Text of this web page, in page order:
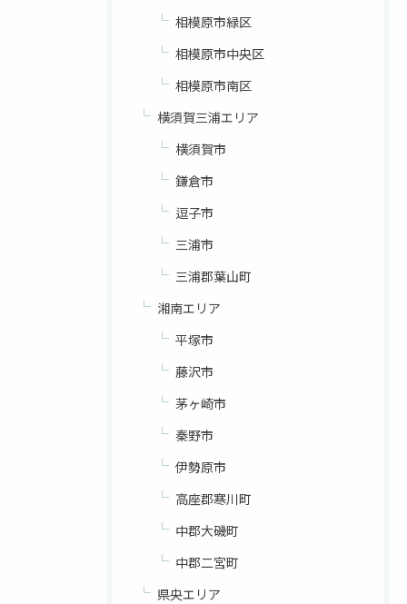
相模原市緑区
相模原市中央区
相模原市南区
横須賀三浦エリア
横須賀市
鎌倉市
逗子市
三浦市
三浦郡葉山町
湘南エリア
平塚市
藤沢市
茅ヶ崎市
秦野市
伊勢原市
高座郡寒川町
中郡大磯町
中郡二宮町
県央エリア